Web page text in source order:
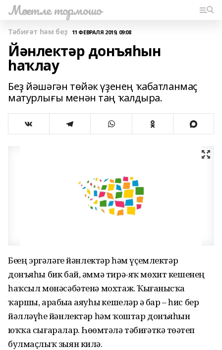
Мәсетле тормошо
Тәбиғәт һәм беҙ 11 ФЕВРАЛЯ 2019, 09:08
Йәнлектәр донъяһын
һаҡлау
Беҙ йәшәгән төйәк үҙенең ҡабатланмаҫ
матурлығы менән таң ҡалдыра.
Беҙҙең эргәләге йәнлектәр һәм үҫемлектәр
донъяһы бик бай, әммә тирә-яҡ мөхит кешенең
һаҡсыл мөнәсәбәтенә мохтаж. Ҡыҙғанысҡа
ҡаршы, арабыҙҙа аяуһыҙ кешеләр ҙә бар – һис бер
йәлләүһеҙ йәнлектәр һәм ҡоштар донъяһын
юҡҡа сығаралар. Һөҙөмтәлә тәбиғәткә төҙәтеп
булмаҫлыҡ зыян килә.